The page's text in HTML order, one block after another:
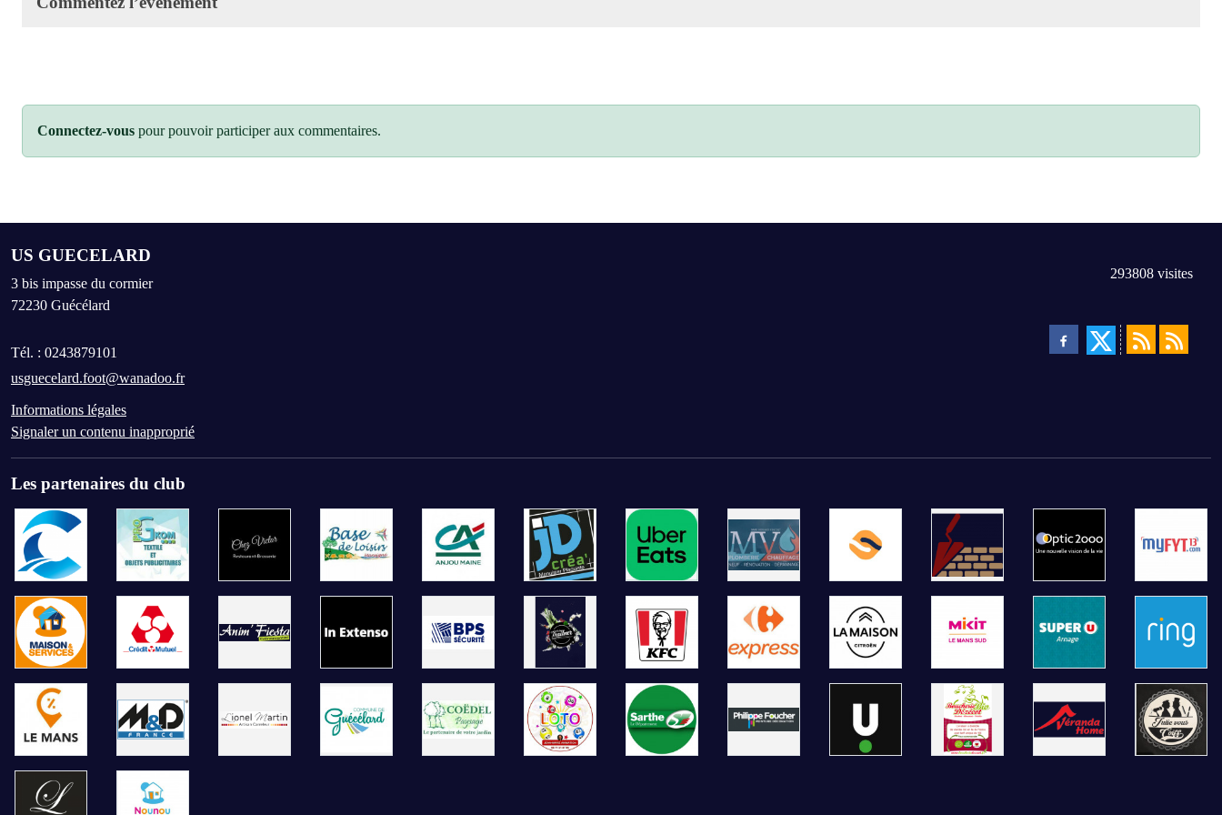
Connectez-vous pour pouvoir participer aux commentaires.
US GUECELARD
3 bis impasse du cormier
72230 Guécélard
Tél. : 0243879101
usguecelard.foot@wanadoo.fr
Informations légales
Signaler un contenu inapproprié
293808 visites
Les partenaires du club